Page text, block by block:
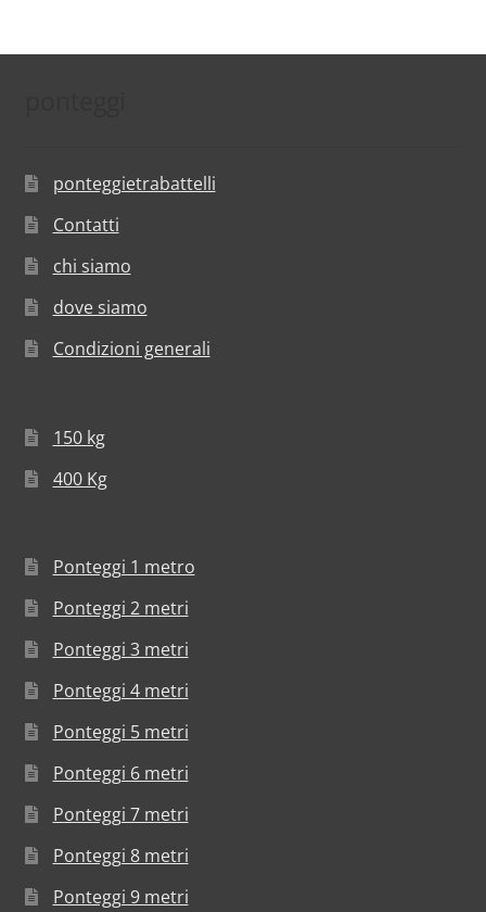
ponteggietrabattelli
Contatti
chi siamo
dove siamo
Condizioni generali
150 kg
400 Kg
Ponteggi 1 metro
Ponteggi 2 metri
Ponteggi 3 metri
Ponteggi 4 metri
Ponteggi 5 metri
Ponteggi 6 metri
Ponteggi 7 metri
Ponteggi 8 metri
Ponteggi 9 metri